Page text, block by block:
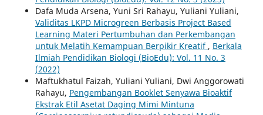
Dafa Muda Arsena, Yuni Sri Rahayu, Yuliani Yuliani,
Validitas LKPD Microgreen Berbasis Project Based
Learning Materi Pertumbuhan dan Perkembangan
untuk Melatih Kemampuan Berpikir Kreatif , Berkala
Ilmiah Pendidikan Biologi (BioEdu): Vol. 11 No. 3
(2022)
Maftukhatul Faizah, Yuliani Yuliani, Dwi Anggorowati
Rahayu, Pengembangan Booklet Senyawa Bioaktif
Ekstrak Etil Asetat Daging Mimi Mintuna